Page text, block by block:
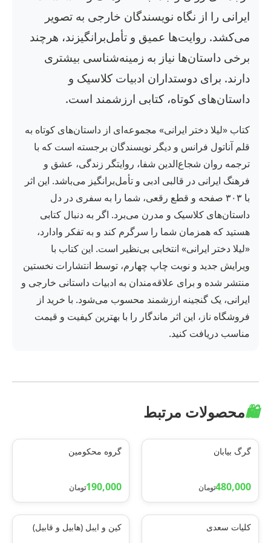
ایرانی را از نگاه نویسندگان خارجی به تصویر
می‌کشد. روایت‌ها عمیق و تأمل‌برانگیزند، هرچند
برخی داستان‌ها نیاز به زمینه‌شناسی بیشتری
دارند. برای دوستداران ادبیات کلاسیک و
داستان‌های کوتاه، کتابی ارزشمند است.
کتاب «لیلا دختر ایرانی» مجموعه‌ای از داستان‌های کوتاه به
قلم آناتول فرانس و دیگر نویسندگان برجسته است که با
ترجمه روان شجاع‌الدین شفا، روایتگر زندگی، عشق و
فرهنگ ایرانی در قالبی ادبی و تأمل‌برانگیز می‌باشد. این اثر
با ۳۰۳ صفحه و قطع رقعی، شما را به سفری در دل
داستان‌های کلاسیک و مدرن می‌برد. اگر به دنبال کتابی
هستید که همزمان شما را سرگرم کند و به تفکر وادارد،
«لیلا دختر ایرانی» انتخابی بی‌نظیر است. این کتاب با
ویرایش جدید و نوبت چاپ چهارم، توسط انتشارات نخستین
منتشر شده و برای علاقه‌مندان به ادبیات داستانی خارجی و
ایرانی، یک گنجینه ارزشمند محسوب می‌شود. با خرید از
فروشگاه ناز، این اثر ماندگار را با بهترین کیفیت و قیمت
مناسب دریافت کنید.
🛍️محصولات مرتبط
گرگ بیابان
480,000تومان
گروه محکومین
190,000تومان
کلیات سعدی کین و ایبل (هابیل و قابیل)